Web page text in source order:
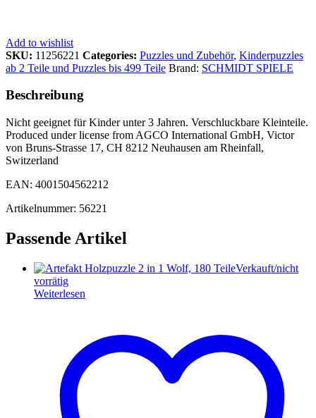
Add to wishlist
SKU: 11256221 Categories: Puzzles und Zubehör, Kinderpuzzles
ab 2 Teile und Puzzles bis 499 Teile Brand: SCHMIDT SPIELE
Beschreibung
Nicht geeignet für Kinder unter 3 Jahren. Verschluckbare Kleinteile.
Produced under license from AGCO International GmbH, Victor
von Bruns-Strasse 17, CH 8212 Neuhausen am Rheinfall,
Switzerland
EAN: 4001504562212
Artikelnummer: 56221
Passende Artikel
Verkauft/nicht
vorrätig
Weiterlesen